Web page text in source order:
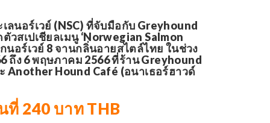
นอร์เวย์ (NSC) ที่จับมือกับ Greyhound
วสเปเชียลเมนู ‘Norwegian Salmon
อร์เวย์ 8 จานกลิ่นอายสไตล์ไทย ในช่วง
ถึง 6 พฤษภาคม 2566 ที่ร้าน Greyhound
Another Hound Café (อนาเธอร์ฮาวด์
ที่ 240 บาท THB